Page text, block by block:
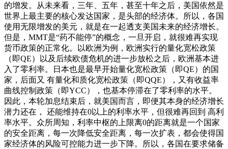
的增发。从未来看，三年、五年，甚至十年之后，美国依然是
世界上最主要的核心发达国家，是头部的经济体。所以，各国
使用无限增发的美元，就是在一起透支美国未来的经济增长。
但是，MMT是“药不能停”的概念，一旦开启，就很难再实现
货币政策的正常化。以欧洲为例，欧洲实行的量化宽松政策
（即QE）以及后续欧债危机的进一步放松之后，欧洲基本进
入了零利率。日本也是最早开始量化宽松政策（即QE）的国
家，后面又 有量化和质化宽松政策（即QQE），又有收益率
曲线控制政策（即YCC），也基本停滞在了零利率的水平。
因此，本轮加息结束后，就美国而言，即便其本身的经济增长
潜力还在， 还能维持在0以上的利率水平，但很难再回到 高利
率水平。众所周知，利率中枢的上限离0的距离就是一个国家
的安全距离，每一次降低安全距离，每一次扩表，都会使得国
家经济体的风险可控能力进一步下降。所以，各国在要求储备